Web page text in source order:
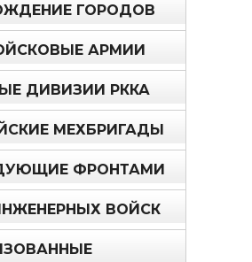
ГОРОДОВ
АРМИИ
ДИВИЗИИ РККА
МЕХБРИГАДЫ
ФРОНТАМИ
ВОЙСК